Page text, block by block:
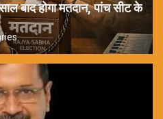
बाद होगा मतदान, पांच सीट के